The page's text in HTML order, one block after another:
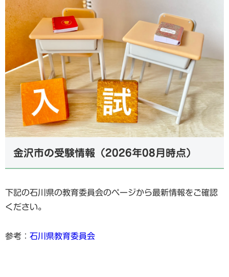
金沢市の受験情報（2026年08月時点）
下記の石川県の教育委員会のページから最新情報をご確認
ください。
参考： 石川県教育委員会